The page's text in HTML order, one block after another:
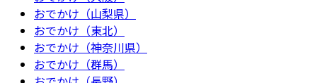
おでかけ（山梨県）
おでかけ（東北）
おでかけ（神奈川県）
おでかけ（群馬）